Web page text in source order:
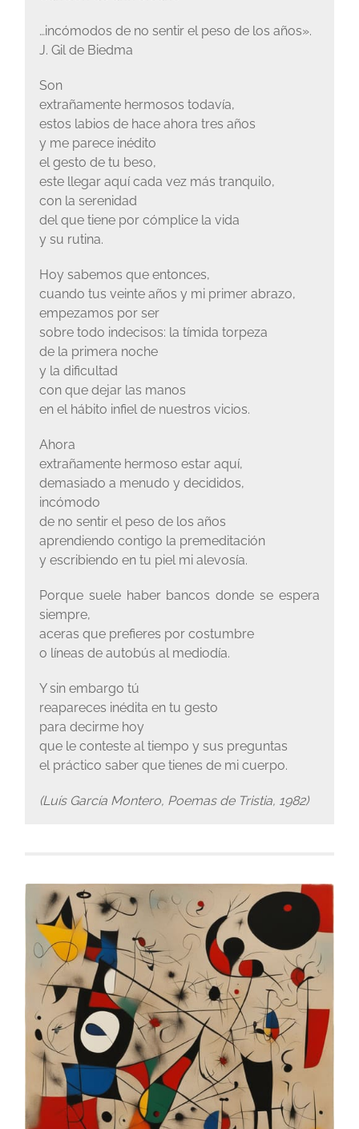
…incómodos de no sentir el peso de los años».
J. Gil de Biedma
Son
extrañamente hermosos todavía,
estos labios de hace ahora tres años
y me parece inédito
el gesto de tu beso,
este llegar aquí cada vez más tranquilo,
con la serenidad
del que tiene por cómplice la vida
y su rutina.
Hoy sabemos que entonces,
cuando tus veinte años y mi primer abrazo,
empezamos por ser
sobre todo indecisos: la tímida torpeza
de la primera noche
y la dificultad
con que dejar las manos
en el hábito infiel de nuestros vicios.
Ahora
extrañamente hermoso estar aquí,
demasiado a menudo y decididos,
incómodo
de no sentir el peso de los años
aprendiendo contigo la premeditación
y escribiendo en tu piel mi alevosía.
Porque suele haber bancos donde se espera
siempre,
aceras que prefieres por costumbre
o líneas de autobús al mediodía.
Y sin embargo tú
reapareces inédita en tu gesto
para decirme hoy
que le conteste al tiempo y sus preguntas
el práctico saber que tienes de mi cuerpo.
(Luís García Montero, Poemas de Tristia, 1982)